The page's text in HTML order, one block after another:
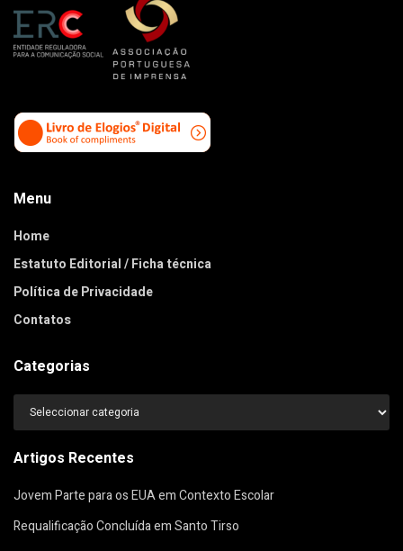
Menu
Home
Estatuto Editorial / Ficha técnica
Política de Privacidade
Contatos
Categorias
Categorias
Artigos Recentes
Jovem Parte para os EUA em Contexto Escolar
Requalificação Concluída em Santo Tirso